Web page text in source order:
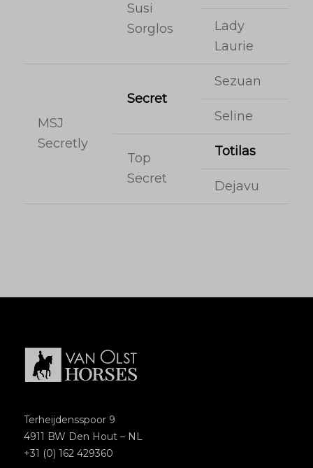
Susi
Sorglos
Lady
Laurie
MSJ
Secretly
Secret
Sezuan
Seline
Top
Secret
Totilas
Dejavu
Terheijdensspoor 9
4911 BW Den Hout – NL
+31 (0) 162 429360